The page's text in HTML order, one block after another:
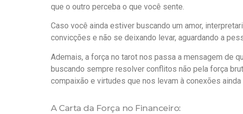
que o outro perceba o que você sente.
Caso você ainda estiver buscando um amor,
convicções e não se deixando levar, aguardando a
Ademais, a força no tarot nos passa a mensagem de
buscando sempre resolver conflitos não pela força
compaixão e virtudes que nos levam à conexões
A Carta da Força no Financeiro: